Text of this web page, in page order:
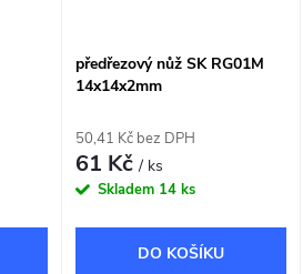
předřezový nůž SK RG01M
14x14x2mm
50,41 Kč bez DPH
61 Kč/ ks
Skladem 14 ks
DO KOŠÍKU